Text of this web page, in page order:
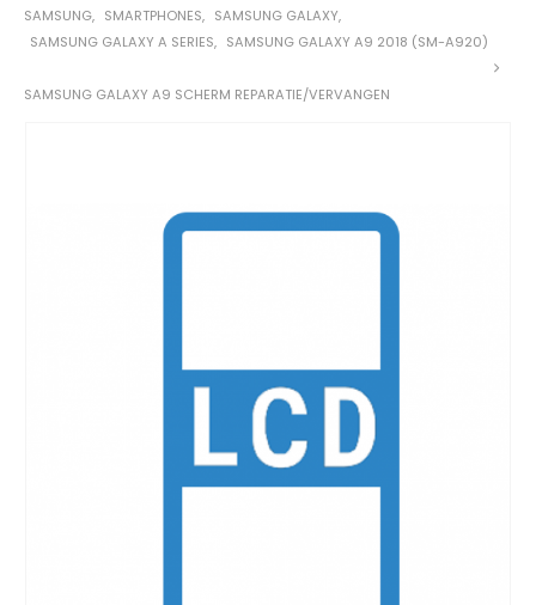
SAMSUNG, SMARTPHONES, SAMSUNG GALAXY,
SAMSUNG GALAXY A SERIES, SAMSUNG GALAXY A9 2018 (SM-A920)
SAMSUNG GALAXY A9 SCHERM REPARATIE/VERVANGEN